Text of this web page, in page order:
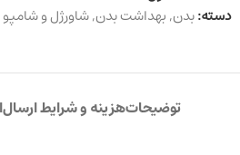
دسته:بدن,بهداشت بدن,شاورژل و
توضیحاتهزینه و شرایط ارسال